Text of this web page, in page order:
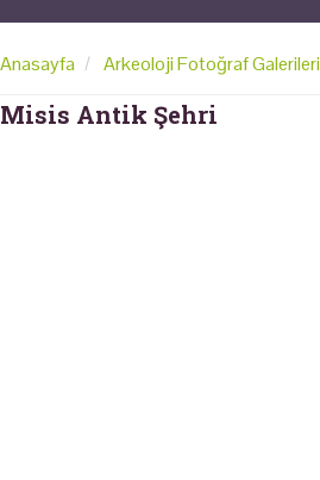
Anasayfa Arkeoloji Fotoğraf Galerileri
Misis Antik Şehri